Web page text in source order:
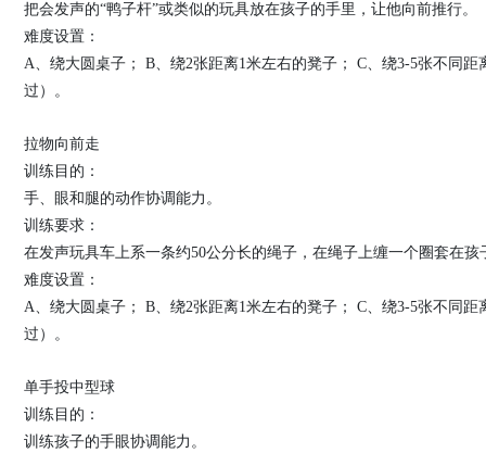
把会发声的“鸭子杆”或类似的玩具放在孩子的手里，让他向前推行。
难度设置：
A、绕大圆桌子； B、绕2张距离1米左右的凳子； C、绕3-5张不同
过）。
拉物向前走
训练目的：
手、眼和腿的动作协调能力。
训练要求：
在发声玩具车上系一条约50公分长的绳子，在绳子上缠一个圈套在
难度设置：
A、绕大圆桌子； B、绕2张距离1米左右的凳子； C、绕3-5张不同
过）。
单手投中型球
训练目的：
训练孩子的手眼协调能力。